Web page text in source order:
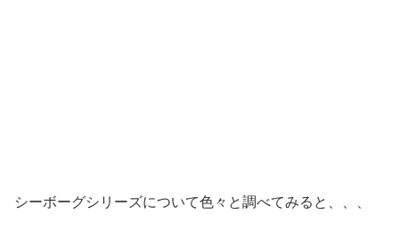
シーボーグシリーズについて色々と調べてみると、、、